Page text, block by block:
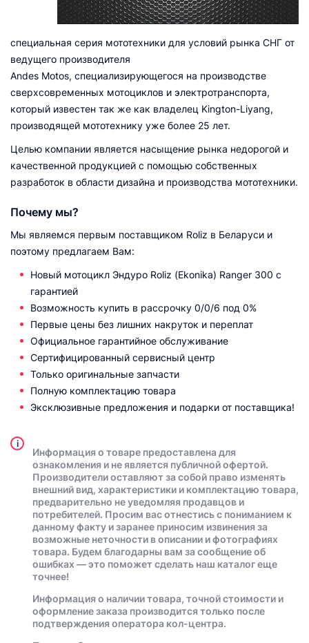
специальная серия мототехники для условий рынка СНГ от
ведущего производителя
Andes Motos, специализирующегося на производстве
сверхсовременных мотоциклов и электротранспорта,
который известен так же как владелец Kington-Liyang,
производящей мототехнику уже более 25 лет.
Целью компании является насыщение рынка недорогой и
качественной продукцией с помощью собственных
разработок в области дизайна и производства мототехники.
Почему мы?
Мы являемся первым поставщиком Roliz в Беларуси и
поэтому предлагаем Вам:
Новый мотоцикл Эндуро Roliz (Ekonika) Ranger 300 с
гарантией
Возможность купить в рассрочку 0/0/6 под 0%
Первые цены без лишних накруток и переплат
Официальное гарантийное обслуживание
Сертифицированный сервисный центр
Только оригинальные запчасти
Полную комплектацию товара
Эксклюзивные предложения и подарки от поставщика!
i
Информация о товаре предоставлена для
ознакомления и не является публичной офертой.
Производители оставляют за собой право изменять
внешний вид, характеристики и комплектацию товара,
предварительно не уведомляя продавцов и
потребителей. Просим вас отнестись с пониманием к
данному факту и заранее приносим извинения за
возможные неточности в описании и фотографиях
товара. Будем благодарны вам за сообщение об
ошибках — это поможет сделать наш каталог еще
точнее!
Информация о наличии товара, точной стоимости и
оформление заказа производится только после
подтверждения оператора кол-центра.